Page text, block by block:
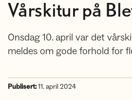
Vårskitur på
Onsdag 10. april var det
meldes om gode forhold for
Publisert:11. april 2024